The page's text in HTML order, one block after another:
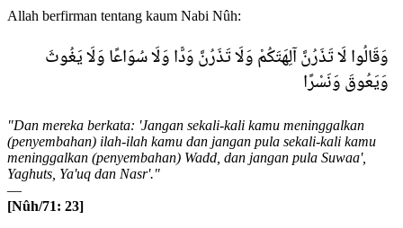
Allah berfirman tentang kaum Nabi Nûh:
وَقَالُوا لَا تَذَرُنَّ آلِهَتَكُمْ وَلَا تَذَرُنَّ وَدًّا وَلَا سُوَاعًا وَلَا يَغُوثَ
وَيَعُوقَ وَنَسْرًا
"Dan mereka berkata: 'Jangan sekali-kali kamu meninggalkan
(penyembahan) ilah-ilah kamu dan jangan pula sekali-kali kamu
meninggalkan (penyembahan) Wadd, dan jangan pula Suwaa',
Yaghuts, Ya'uq dan Nasr'."
—
[Nûh/71: 23]